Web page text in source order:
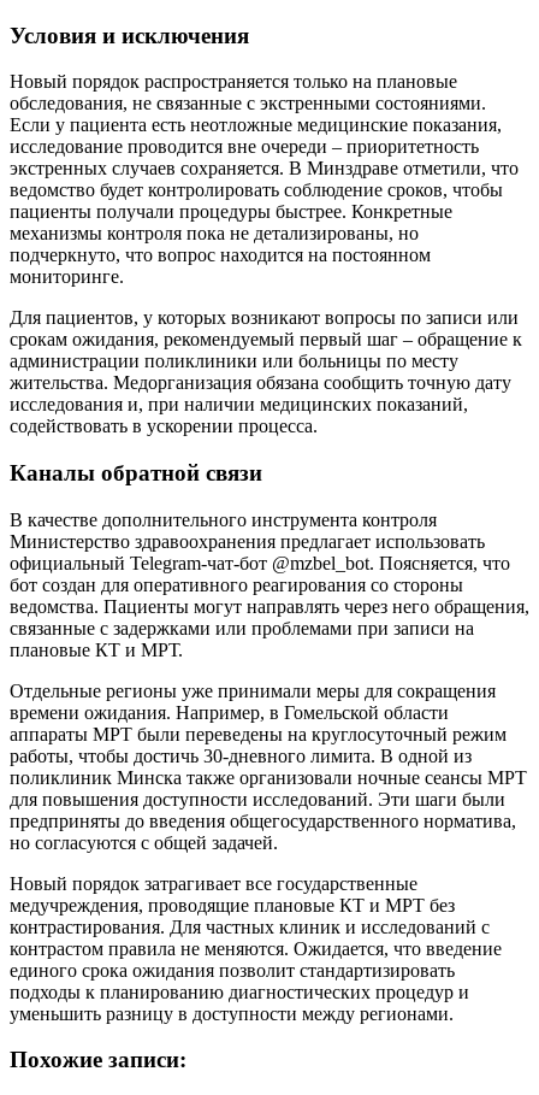
Условия и исключения
Новый порядок распространяется только на плановые
обследования, не связанные с экстренными состояниями.
Если у пациента есть неотложные медицинские показания,
исследование проводится вне очереди – приоритетность
экстренных случаев сохраняется. В Минздраве отметили, что
ведомство будет контролировать соблюдение сроков, чтобы
пациенты получали процедуры быстрее. Конкретные
механизмы контроля пока не детализированы, но
подчеркнуто, что вопрос находится на постоянном
мониторинге.
Для пациентов, у которых возникают вопросы по записи или
срокам ожидания, рекомендуемый первый шаг – обращение к
администрации поликлиники или больницы по месту
жительства. Медорганизация обязана сообщить точную дату
исследования и, при наличии медицинских показаний,
содействовать в ускорении процесса.
Каналы обратной связи
В качестве дополнительного инструмента контроля
Министерство здравоохранения предлагает использовать
официальный Telegram-чат-бот @mzbel_bot. Поясняется, что
бот создан для оперативного реагирования со стороны
ведомства. Пациенты могут направлять через него обращения,
связанные с задержками или проблемами при записи на
плановые КТ и МРТ.
Отдельные регионы уже принимали меры для сокращения
времени ожидания. Например, в Гомельской области
аппараты МРТ были переведены на круглосуточный режим
работы, чтобы достичь 30-дневного лимита. В одной из
поликлиник Минска также организовали ночные сеансы МРТ
для повышения доступности исследований. Эти шаги были
предприняты до введения общегосударственного норматива,
но согласуются с общей задачей.
Новый порядок затрагивает все государственные
медучреждения, проводящие плановые КТ и МРТ без
контрастирования. Для частных клиник и исследований с
контрастом правила не меняются. Ожидается, что введение
единого срока ожидания позволит стандартизировать
подходы к планированию диагностических процедур и
уменьшить разницу в доступности между регионами.
Похожие записи: